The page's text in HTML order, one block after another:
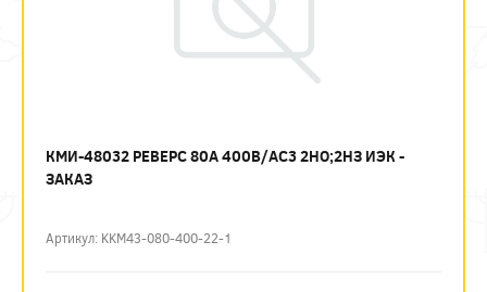
КМИ-48032 РЕВЕРС 80А 400В/АС3 2НО;2НЗ ИЭК -
ЗАКАЗ
Артикул: KKM43-080-400-22-1